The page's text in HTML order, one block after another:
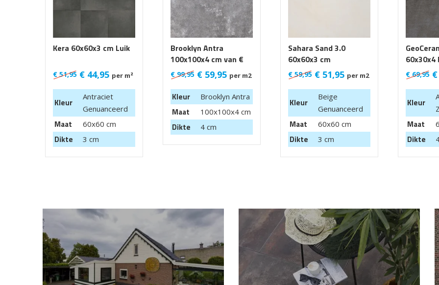
Kera 60x60x3 cm Luik
€51,95 € 44,95 per m²
Kleur
Antraciet
Genuanceerd
Maat 60x60 cm
Dikte 3 cm
Brooklyn Antra
100x100x4 cm van €
99,95 m2
€99,95 € 59,95 per m2
Kleur Brooklyn Antra
Maat 100x100x4 cm
Dikte 4 cm
Sahara Sand 3.0
60x60x3 cm
€59,95 € 51,95 per m2
Kleur
Beige
Genuanceerd
Maat 60x60 cm
Dikte 3 cm
60x30x4
€69,95 €
Kleur
Maat
Dikte